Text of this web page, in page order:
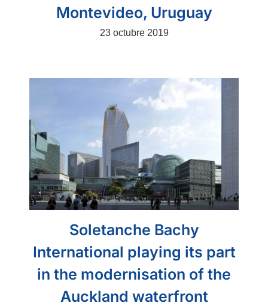
Montevideo, Uruguay
23 octubre 2019
Soletanche Bachy
International playing its part
in the modernisation of the
Auckland waterfront